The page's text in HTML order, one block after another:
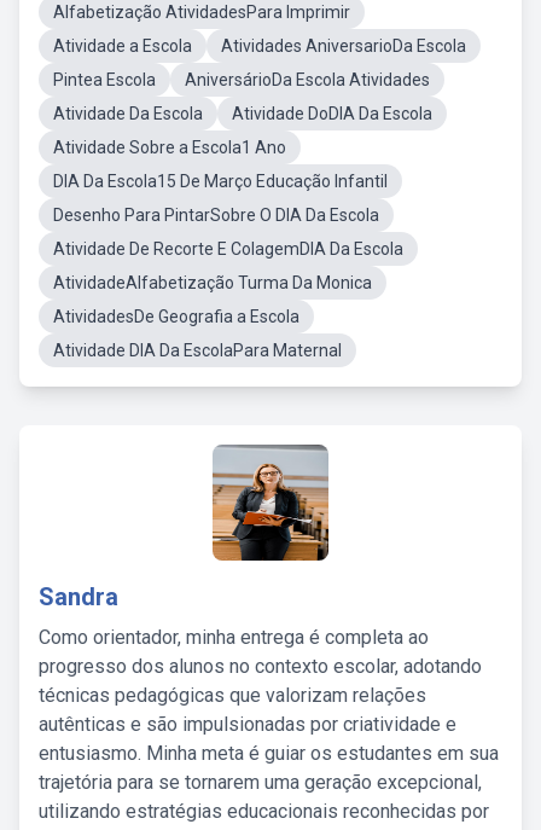
Alfabetização AtividadesPara Imprimir
Atividade a Escola
Atividades AniversarioDa Escola
Pintea Escola
AniversárioDa Escola Atividades
Atividade Da Escola
Atividade DoDIA Da Escola
Atividade Sobre a Escola1 Ano
DIA Da Escola15 De Março Educação Infantil
Desenho Para PintarSobre O DIA Da Escola
Atividade De Recorte E ColagemDIA Da Escola
AtividadeAlfabetização Turma Da Monica
AtividadesDe Geografia a Escola
Atividade DIA Da EscolaPara Maternal
Sandra
Como orientador, minha entrega é completa ao
progresso dos alunos no contexto escolar, adotando
técnicas pedagógicas que valorizam relações
autênticas e são impulsionadas por criatividade e
entusiasmo. Minha meta é guiar os estudantes em sua
trajetória para se tornarem uma geração excepcional,
utilizando estratégias educacionais reconhecidas por